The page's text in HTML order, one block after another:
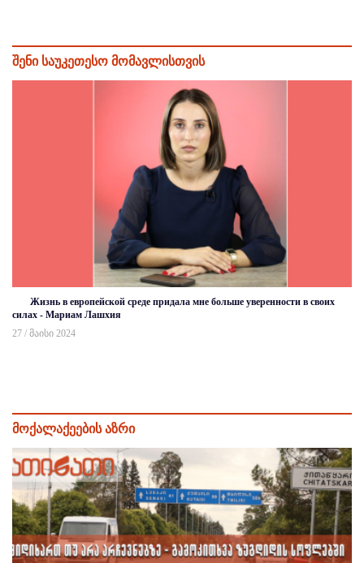
შენი საუკეთესო მომავლისთვის
Жизнь в европейской среде придала мне больше уверенности в своих
силах - Мариам Лашхия
27 / მაისი 2024
მოქალაქეების აზრი